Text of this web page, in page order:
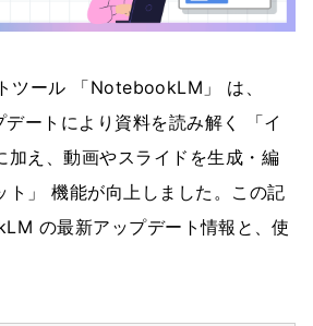
ツール 「NotebookLM」 は、
ートにより資料を読み解く 「イ
加え、動画やスライドを生成・編
ト」 機能が向上しました。この記
の最新アップデート情報と、使